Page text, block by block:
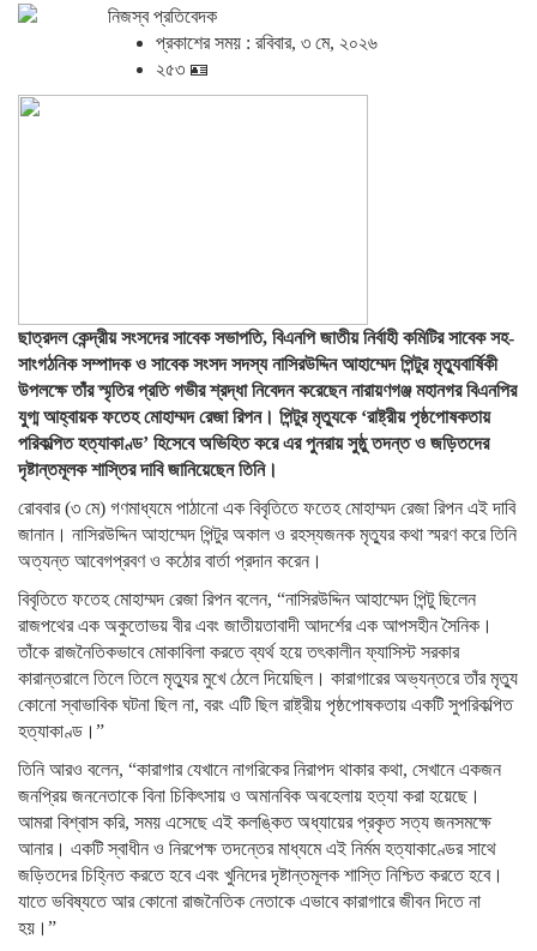
নিজস্ব প্রতিবেদক
প্রকাশের সময় : রবিবার, ৩ মে, ২০২৬
২৫৩ 🪪
ছাত্রদল কেন্দ্রীয় সংসদের সাবেক সভাপতি, বিএনপি জাতীয় নির্বাহী কমিটির সাবেক সহ-
সাংগঠনিক সম্পাদক ও সাবেক সংসদ সদস্য নাসিরউদ্দিন আহাম্মেদ পিন্টুর মৃত্যুবার্ষিকী
উপলক্ষে তাঁর স্মৃতির প্রতি গভীর শ্রদ্ধা নিবেদন করেছেন নারায়ণগঞ্জ মহানগর বিএনপির
যুগ্ম আহ্বায়ক ফতেহ মোহাম্মদ রেজা রিপন। পিন্টুর মৃত্যুকে ‘রাষ্ট্রীয় পৃষ্ঠপোষকতায়
পরিকল্পিত হত্যাকাণ্ড’ হিসেবে অভিহিত করে এর পুনরায় সুষ্ঠু তদন্ত ও জড়িতদের
দৃষ্টান্তমূলক শাস্তির দাবি জানিয়েছেন তিনি।
রোববার (৩ মে) গণমাধ্যমে পাঠানো এক বিবৃতিতে ফতেহ মোহাম্মদ রেজা রিপন এই দাবি
জানান। নাসিরউদ্দিন আহাম্মেদ পিন্টুর অকাল ও রহস্যজনক মৃত্যুর কথা স্মরণ করে তিনি
অত্যন্ত আবেগপ্রবণ ও কঠোর বার্তা প্রদান করেন।
বিবৃতিতে ফতেহ মোহাম্মদ রেজা রিপন বলেন, “নাসিরউদ্দিন আহাম্মেদ পিন্টু ছিলেন
রাজপথের এক অকুতোভয় বীর এবং জাতীয়তাবাদী আদর্শের এক আপসহীন সৈনিক।
তাঁকে রাজনৈতিকভাবে মোকাবিলা করতে ব্যর্থ হয়ে তৎকালীন ফ্যাসিস্ট সরকার
কারান্তরালে তিলে তিলে মৃত্যুর মুখে ঠেলে দিয়েছিল। কারাগারের অভ্যন্তরে তাঁর মৃত্যু
কোনো স্বাভাবিক ঘটনা ছিল না, বরং এটি ছিল রাষ্ট্রীয় পৃষ্ঠপোষকতায় একটি সুপরিকল্পিত
হত্যাকাণ্ড।”
তিনি আরও বলেন, “কারাগার যেখানে নাগরিকের নিরাপদ থাকার কথা, সেখানে একজন
জনপ্রিয় জননেতাকে বিনা চিকিৎসায় ও অমানবিক অবহেলায় হত্যা করা হয়েছে।
আমরা বিশ্বাস করি, সময় এসেছে এই কলঙ্কিত অধ্যায়ের প্রকৃত সত্য জনসমক্ষে
আনার। একটি স্বাধীন ও নিরপেক্ষ তদন্তের মাধ্যমে এই নির্মম হত্যাকাণ্ডের সাথে
জড়িতদের চিহ্নিত করতে হবে এবং খুনিদের দৃষ্টান্তমূলক শাস্তি নিশ্চিত করতে হবে।
যাতে ভবিষ্যতে আর কোনো রাজনৈতিক নেতাকে এভাবে কারাগারে জীবন দিতে না
হয়।”